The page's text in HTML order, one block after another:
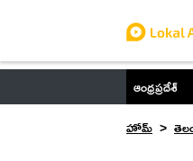
ఆంధ్రప్రదేశ్
హోమ్